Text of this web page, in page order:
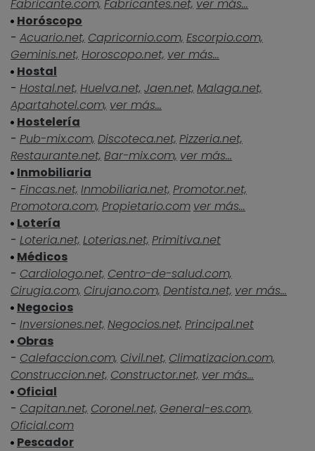
Fabricante.com, Fabricantes.net, ver más...
Horóscopo
- Acuario.net, Capricornio.com, Escorpio.com,
Geminis.net, Horoscopo.net, ver más...
Hostal
- Hostal.net, Huelva.net, Jaen.net, Malaga.net,
Apartahotel.com, ver más...
Hostelería
- Pub-mix.com, Discoteca.net, Pizzeria.net,
Restaurante.net, Bar-mix.com, ver más...
Inmobiliaria
- Fincas.net, Inmobiliaria.net, Promotor.net,
Promotora.com, Propietario.com ver más...
Lotería
- Loteria.net, Loterias.net, Primitiva.net
Médicos
- Cardiologo.net, Centro-de-salud.com,
Cirugia.com, Cirujano.com, Dentista.net, ver más...
Negocios
- Inversiones.net, Negocios.net, Principal.net
Obras
- Calefaccion.com, Civil.net, Climatizacion.com,
Construccion.net, Constructor.net, ver más...
Oficial
- Capitan.net, Coronel.net, General-es.com,
Oficial.com
Pescador